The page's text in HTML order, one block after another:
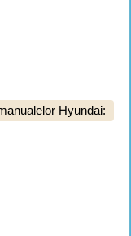
Hyundai: